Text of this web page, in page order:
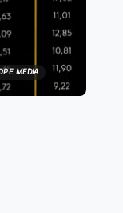
MEDIA